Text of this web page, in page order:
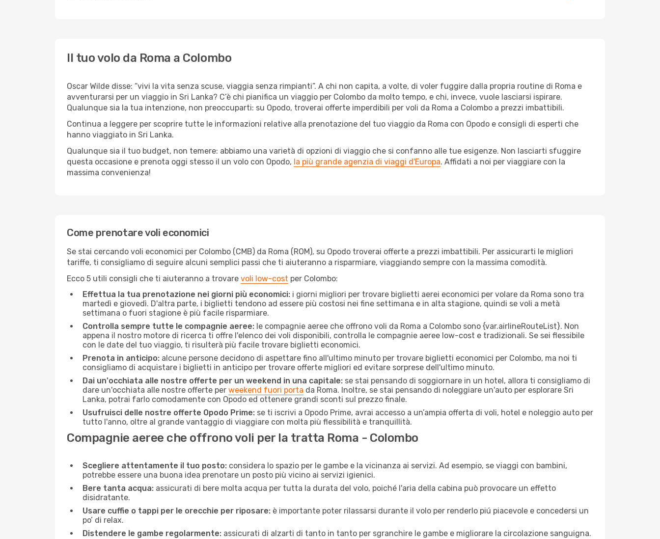
Il tuo volo da Roma a Colombo
Oscar Wilde disse: “vivi la vita senza scuse, viaggia senza rimpianti”. A chi non capita, a volte, di voler fuggire dalla propria routine di Roma e
avventurarsi per un viaggio in Sri Lanka? C’è chi pianifica un viaggio per Colombo da molto tempo, e chi, invece, vuole lasciarsi ispirare.
Qualunque sia la tua intenzione, non preoccuparti: su Opodo, troverai offerte imperdibili per voli da Roma a Colombo a prezzi imbattibili.
Continua a leggere per scoprire tutte le informazioni relative alla prenotazione del tuo viaggio da Roma con Opodo e consigli di esperti che
hanno viaggiato in Sri Lanka.
Qualunque sia il tuo budget, non temere: abbiamo una varietà di opzioni di viaggio che si confanno alle tue esigenze. Non lasciarti sfuggire
questa occasione e prenota oggi stesso il un volo con Opodo, la più grande agenzia di viaggi d'Europa. Affidati a noi per viaggiare con la
massima convenienza!
Come prenotare voli economici
Se stai cercando voli economici per Colombo (CMB) da Roma (ROM), su Opodo troverai offerte a prezzi imbattibili. Per assicurarti le migliori
tariffe, ti consigliamo di seguire alcuni semplici passi che ti aiuteranno a risparmiare, viaggiando sempre con la massima comodità.
Ecco 5 utili consigli che ti aiuteranno a trovare voli low-cost per Colombo:
Effettua la tua prenotazione nei giorni più economici: i giorni migliori per trovare biglietti aerei economici per volare da Roma sono tra
martedì e giovedì. D'altra parte, i biglietti tendono ad essere più costosi nei fine settimana e in alta stagione, quindi se voli a metà
settimana o fuori stagione è più facile risparmiare.
Controlla sempre tutte le compagnie aeree: le compagnie aeree che offrono voli da Roma a Colombo sono {​var.airlineRouteList}. Non
appena il nostro motore di ricerca ti offre l'elenco dei voli disponibili, controlla le compagnie aeree low-cost e tradizionali. Se sei flessibile
con le date del tuo viaggio, ti risulterà più facile trovare biglietti economici.
Prenota in anticipo: alcune persone decidono di aspettare fino all'ultimo minuto per trovare biglietti economici per Colombo, ma noi ti
consigliamo di acquistare i biglietti in anticipo per trovare offerte migliori ed evitare sorprese dell'ultimo minuto.
Dai un'occhiata alle nostre offerte per un weekend in una capitale: se stai pensando di soggiornare in un hotel, allora ti consigliamo di
dare un'occhiata alle nostre offerte per weekend fuori porta da Roma. Inoltre, se stai pensando di noleggiare un'auto per esplorare Sri
Lanka, potrai farlo comodamente con Opodo ed ottenere grandi sconti sul prezzo finale.
Usufruisci delle nostre offerte Opodo Prime: se ti iscrivi a Opodo Prime, avrai accesso a un’ampia offerta di voli, hotel e noleggio auto per
tutto l'anno, oltre al grande vantaggio di viaggiare con molta più flessibilità e tranquillità.
Compagnie aeree che offrono voli per la tratta Roma - Colombo
Scegliere attentamente il tuo posto: considera lo spazio per le gambe e la vicinanza ai servizi. Ad esempio, se viaggi con bambini,
potrebbe essere una buona idea prenotare un posto più vicino ai servizi igienici.
Bere tanta acqua: assicurati di bere molta acqua per tutta la durata del volo, poiché l'aria della cabina può provocare un effetto
disidratante.
Usare cuffie o tappi per le orecchie per riposare: è importante poter rilassarsi durante il volo per renderlo piú piacevole e concedersi un
po’ di relax.
Distendere le gambe regolarmente: assicurati di alzarti di tanto in tanto per sgranchire le gambe e migliorare la circolazione sanguigna.